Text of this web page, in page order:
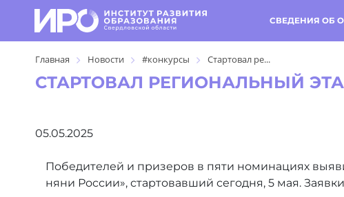
СВЕДЕНИЯ ОБ
Главная Новости #конкурсы Стартовал ре...
СТАРТОВАЛ РЕГИОНАЛЬНЫЙ
05.05.2025
Победителей и призеров в пяти номинациях
няни России», стартовавший сегодня, 5 мая.